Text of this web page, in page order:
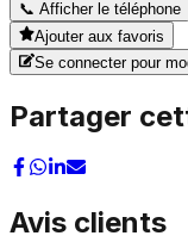
📞 Afficher le téléphone
Ajouter aux favoris
Se connecter pour
Partager
Avis clients